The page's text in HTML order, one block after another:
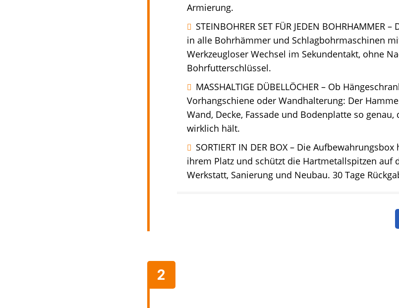
Armierung.
STEINBOHRER SET FÜR JEDEN BOHRHAMMER
in alle Bohrhämmer und Schlagbohrmaschinen
Werkzeugloser Wechsel im Sekundentakt, ohne
Bohrfutterschlüssel.
MASSHALTIGE DÜBELLÖCHER – Ob
Vorhangschiene oder Wandhalterung: Der
Wand, Decke, Fassade und Bodenplatte so
wirklich hält.
SORTIERT IN DER BOX – Die
ihrem Platz und schützt die Hartmetallspitzen auf
Werkstatt, Sanierung und Neubau. 30 Tage